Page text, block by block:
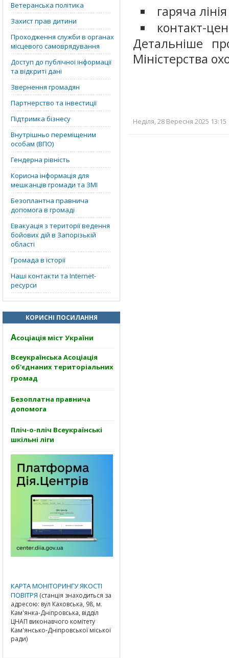
Ветеранська політика
Захист прав дитини
Проходження служби в органах
місцевого самоврядування
Доступ до публічної інформації
та відкриті дані
Звернення громадян
Партнерство та інвестиції
Підтримка бізнесу
Внутрішньо переміщеним
особам (ВПО)
Гендерна рівність
Корисна інформація для
мешканців громади та ЗМІ
Безоплантна правнича
допомога в громаді
Евакуація з території ведення
бойових дій в Запорізькій
області
Громада в історії
Наші контакти та Internet-
ресурси
КОРИСНІ ПОСИЛАННЯ
Асоціація міст України
Всеукраїнська Асоціація
об'єднаних територіальних
громад
Безоплатна правнича
допомога
Пліч-о-пліч Всеукраїнські
шкільні ліги
КАРТА МОНІТОРИНГУ ЯКОСТІ
ПОВІТРЯ (станція знаходиться за
адресою: вул Каховська, 98, м.
Кам'янка-Дніпровська, відділ
ЦНАП виконавчого комітету
Кам'янсько-Дніпровської міської
ради)
гаряча
контакт-
Детальніше
Міністерства
Неділя, 28 Вересня 2025